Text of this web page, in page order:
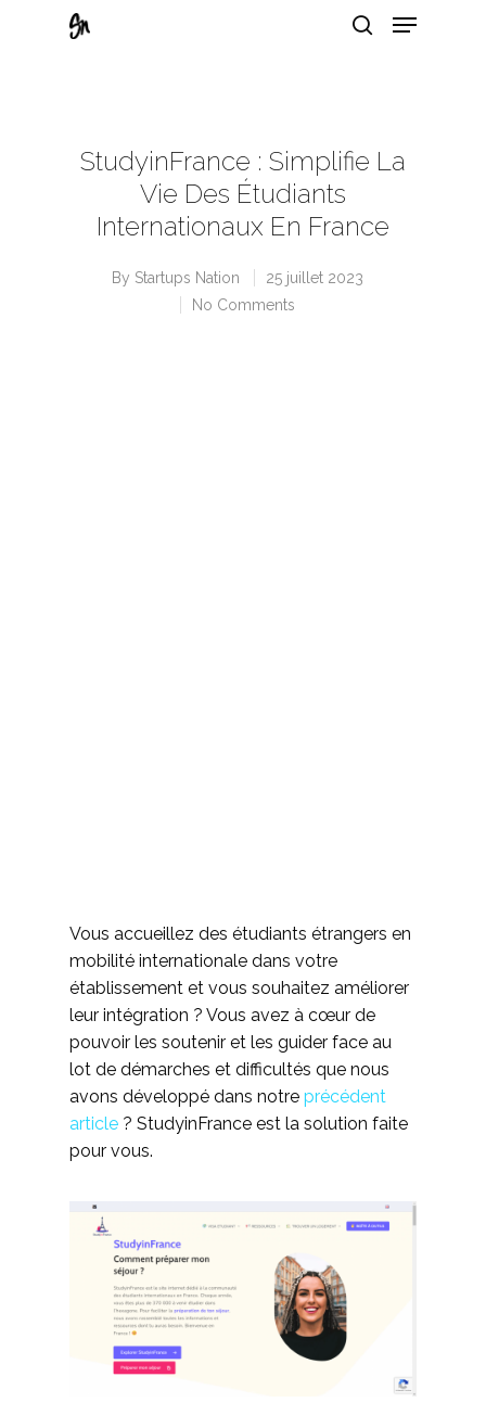
StudyinFrance : Simplifie La
Vie Des Étudiants
Internationaux En France
By Startups Nation
25 juillet 2023
No Comments
Vous accueillez des étudiants étrangers en
mobilité internationale dans votre
établissement et vous souhaitez améliorer
leur intégration ? Vous avez à cœur de
pouvoir les soutenir et les guider face au
lot de démarches et difficultés que nous
avons développé dans notre précédent
article ? StudyinFrance est la solution faite
pour vous.